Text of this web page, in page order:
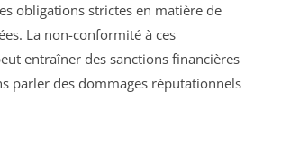
obligations strictes en matière de
La non-conformité à ces
entraîner des sanctions financières
parler des dommages réputationnels